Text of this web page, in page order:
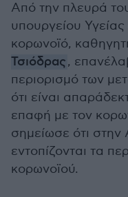
Από την πλευρά
υπουργείου
κορωνοϊό,
Τσιόδρας,
περιορισμό των
ότι είναι
επαφή με τον
σημείωσε ότι στην
εντοπίζονται τα
κορωνοϊού.